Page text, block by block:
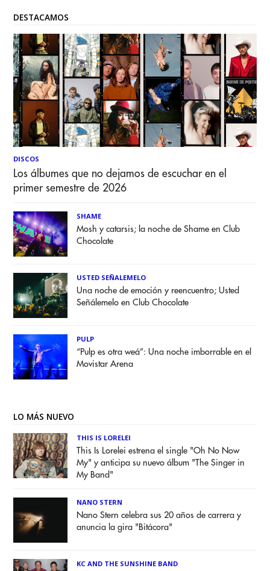
DESTACAMOS
DISCOS
Los álbumes que no dejamos de escuchar en el
primer semestre de 2026
SHAME
Mosh y catarsis; la noche de Shame en Club
Chocolate
USTED SEÑALEMELO
Una noche de emoción y reencuentro; Usted
Señálemelo en Club Chocolate
PULP
“Pulp es otra weá”: Una noche imborrable en el
Movistar Arena
LO MÁS NUEVO
THIS IS LORELEI
This Is Lorelei estrena el single "Oh No Now
My" y anticipa su nuevo álbum "The Singer in
My Band"
NANO STERN
Nano Stern celebra sus 20 años de carrera y
anuncia la gira "Bitácora"
KC AND THE SUNSHINE BAND